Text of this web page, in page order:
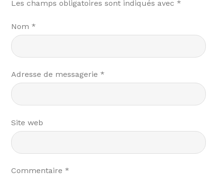
Les champs obligatoires sont indiqués avec *
Nom *
Adresse de messagerie *
Site web
Commentaire *